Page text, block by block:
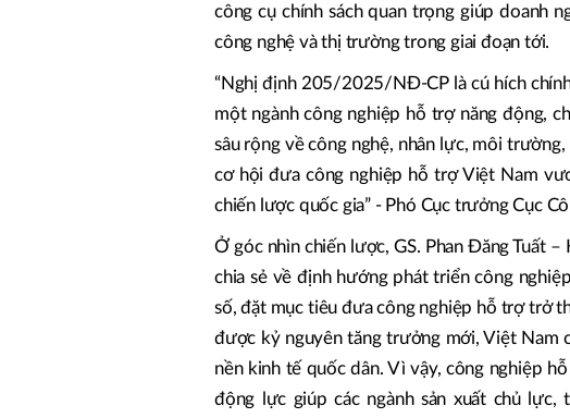
công cụ chính sách quan trọng giúp doanh
công nghệ và thị trường trong giai đoạn tới.
“Nghị định 205/2025/NĐ-CP là cú hích
một ngành công nghiệp hỗ trợ năng động,
sâu rộng về công nghệ, nhân lực, môi
cơ hội đưa công nghiệp hỗ trợ Việt Nam
chiến lược quốc gia” - Phó Cục trưởng Cục
Ở góc nhìn chiến lược, GS. Phan Đăng Tuất
chia sẻ về định hướng phát triển công
số, đặt mục tiêu đưa công nghiệp hỗ trợ trở
được kỷ nguyên tăng trưởng mới, Việt Nam
nền kinh tế quốc dân. Vì vậy, công nghiệp
động lực giúp các ngành sản xuất chủ